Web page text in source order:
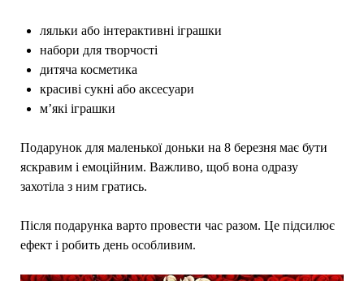
ляльки або інтерактивні іграшки
набори для творчості
дитяча косметика
красиві сукні або аксесуари
м’які іграшки
Подарунок для маленької доньки на 8 березня має бути
яскравим і емоційним. Важливо, щоб вона одразу
захотіла з ним гратись.
Після подарунка варто провести час разом. Це підсилює
ефект і робить день особливим.